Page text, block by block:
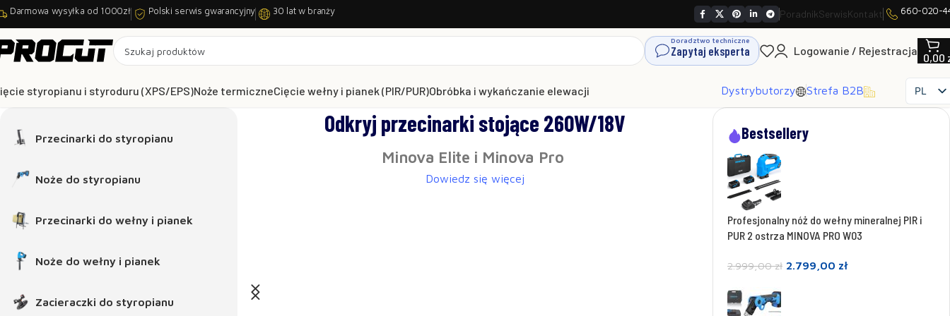
Darmowa wysyłka od 1000zł Polski serwis gwarancyjny 30 lat w branży PoradnikSerwisKontakt 660-020-
Doradztwo techniczne
Zapytaj eksperta Logowanie / Rejestracja
0,00
styropianu i styroduru (XPS/EPS)Noże termiczneCięcie wełny i pianek (PIR/PUR)Obróbka i wykańczanie elewacji Dystrybutorzy Strefa B2B
PL
IT
Przecinarki do styropianu
Noże do styropianu
Przecinarki do wełny i pianek
Noże do wełny i pianek
Zacieraczki do styropianu
260W/18V
więcej
Przecinarka do wełny i pianek PIR i PUR
Nowość od MINOVA - przecinarka strunowa W100
Sprawdź
Nóż do
Profesjonalny nóż do
Bestsellery
Profesjonalny nóż do wełny mineralnej PIR i
PUR 2 ostrza MINOVA PRO W03
2.999,00zł 2.799,00 zł